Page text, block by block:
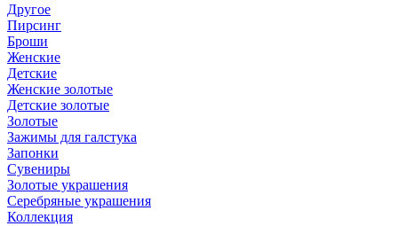
Другое
Пирсинг
Броши
Женские
Детские
Женские золотые
Детские золотые
Золотые
Зажимы для галстука
Запонки
Сувениры
Золотые украшения
Серебряные украшения
Коллекция